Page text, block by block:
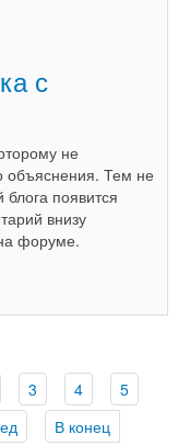
с
не
объяснения. Тем не
появится
внизу
форуме.
3 4
5
В конец